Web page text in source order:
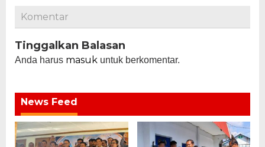
Komentar
Tinggalkan Balasan
Anda harus masuk untuk berkomentar.
News Feed